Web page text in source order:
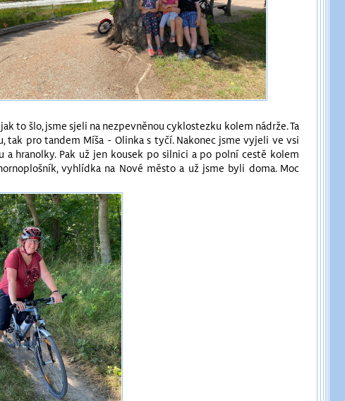
to šlo, jsme sjeli na nezpevněnou cyklostezku kolem nádrže. Ta
tak pro tandem Míša - Olinka s tyčí. Nakonec jsme vyjeli ve vsi
hranolky. Pak už jen kousek po silnici a po polní cestě kolem
vyhlídka na Nové město a už jsme byli doma. Moc